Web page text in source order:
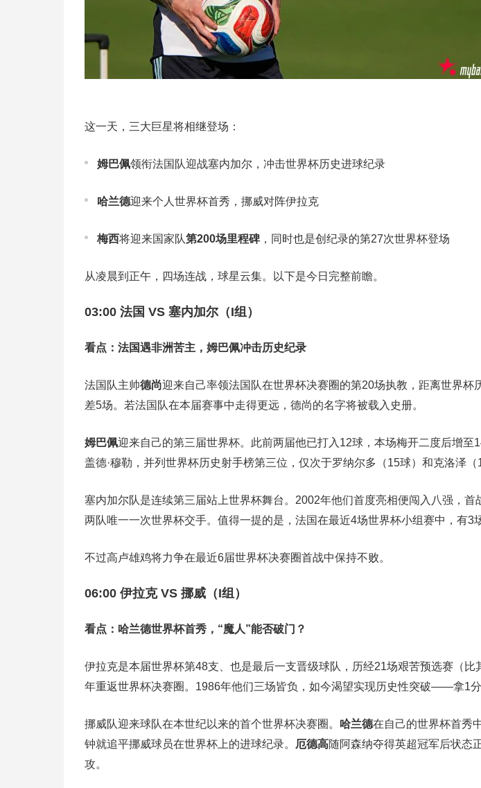
这一天，三大巨星将相继登场：
姆巴佩领衔法国队迎战塞内加尔，冲击世界杯历史进球纪录
哈兰德迎来个人世界杯首秀，挪威对阵伊拉克
梅西将迎来国家队第200场里程碑，同时也是创纪录的第27次世界杯登场
从凌晨到正午，四场连战，球星云集。以下是今日完整前瞻。
03:00 法国 VS 塞内加尔（I组）
看点：法国遇非洲苦主，姆巴佩冲击历史纪录
法国队主帅德尚迎来自己率领法国队在世界杯决赛圈的第20场执教，距离世界杯
差5场。若法国队在本届赛事中走得更远，德尚的名字将被载入史册。
姆巴佩迎来自己的第三届世界杯。此前两届他已打入12球，本场梅开二度后增至
盖德·穆勒，并列世界杯历史射手榜第三位，仅次于罗纳尔多（15球）和克洛泽（
塞内加尔队是连续第三届站上世界杯舞台。2002年他们首度亮相便闯入八强，
两队唯一一次世界杯交手。值得一提的是，法国在最近4场世界杯小组赛中，有3
不过高卢雄鸡将力争在最近6届世界杯决赛圈首战中保持不败。
06:00 伊拉克 VS 挪威（I组）
看点：哈兰德世界杯首秀，“魔人”能否破门？
伊拉克是本届世界杯第48支、也是最后一支晋级球队，历经21场艰苦预选赛（比
年重返世界杯决赛圈 。1986年他们三场皆负，如今渴望实现历史性突破——拿1分
挪威队迎来球队在本世纪以来的首个世界杯决赛圈。 哈兰德在自己的世界杯首秀
钟就追平挪威球员在世界杯上的进球纪录。 厄德高随阿森纳夺得英超冠军后状态
攻。